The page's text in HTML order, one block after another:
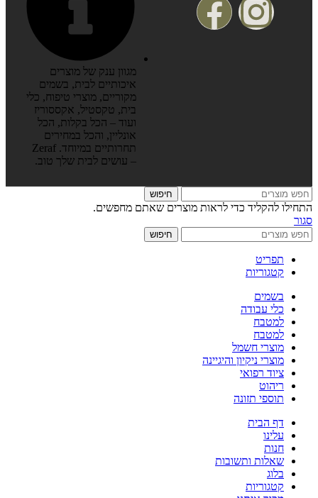
מגוון ענק של מוצרים
איכותיים לבית, בשמים
מקוריים, מוצרי טיפוח, כלי
בית, טקסטיל, אקססוריז
ועוד – הכל בקלות, הכל
אונליין, והכל במחירים
תחרותיים במיוחד. Zeraf
– עושים לבית שלך טוב.
חיפוש
התחילו להקליד כדי לראות מוצרים שאתם מחפשים.
סגור
חיפוש
תפריט
קטגוריות
בשמים
כלי עבודה
למטבח
למטבח
מוצרי חשמל
מוצרי ניקיון והיגיינה
ציוד רפואי
ריהוט
תוספי תזונה
דף הבית
עלינו
חנות
שאלות ותשובות
בלוג
קטגוריות